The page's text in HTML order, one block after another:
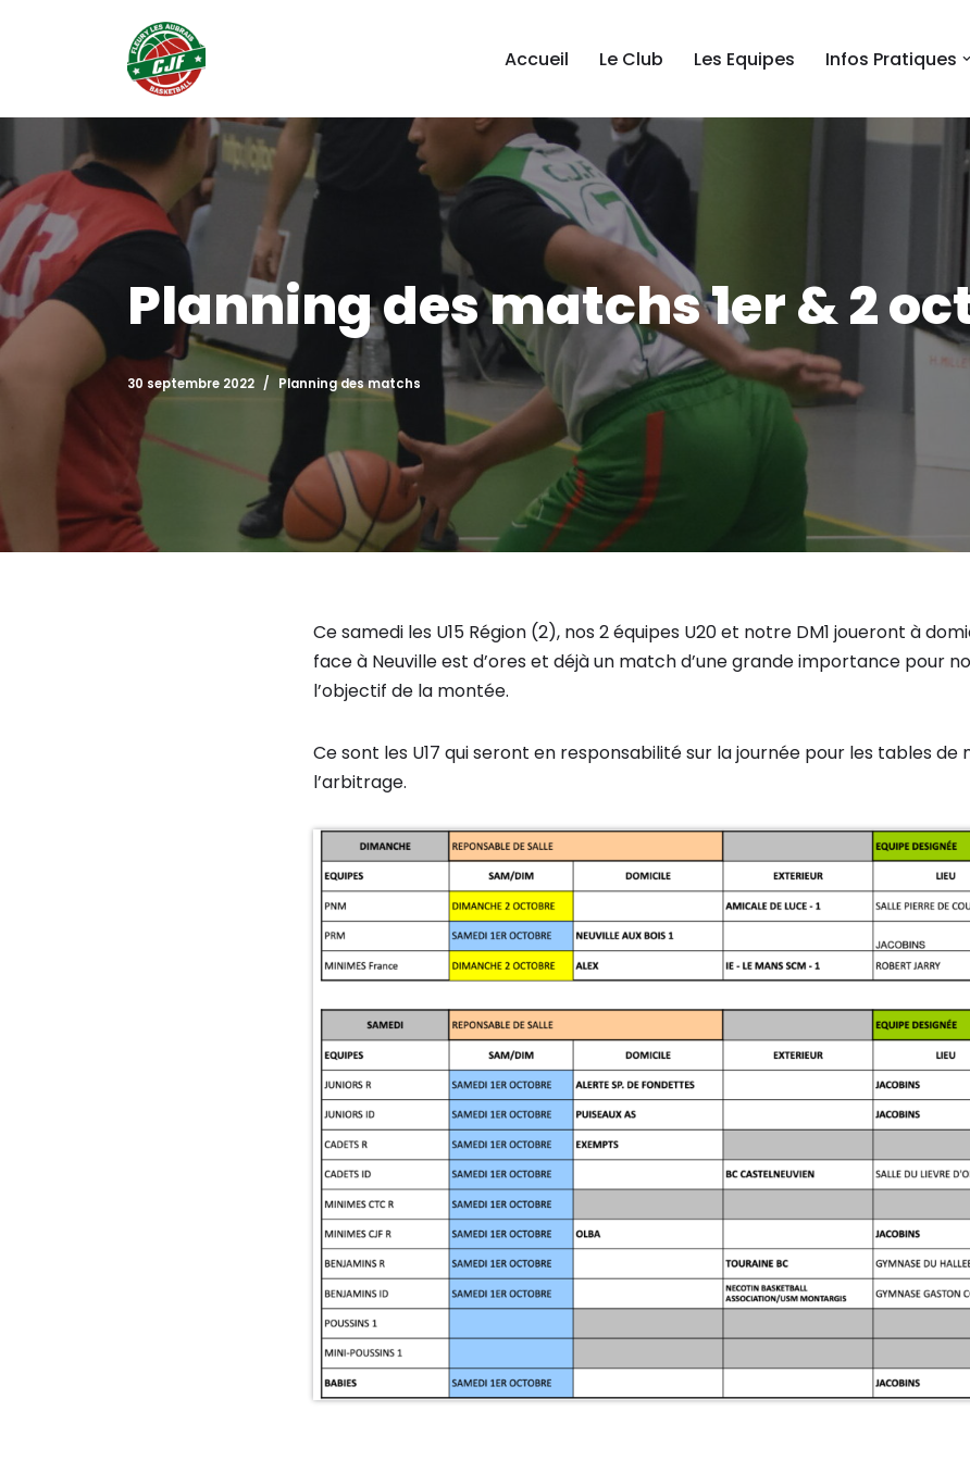
contenu
Accueil Le Club Les Equipes Infos Pratiques
Planning des matchs 1er & 2
30 septembre 2022 Planning des matchs
Ce samedi les U15 Région (2), nos 2 équipes U20 et notre DM1 joueront à
face à Neuville est d’ores et déjà un match d’une grande importance pour
l’objectif de la montée.
Ce sont les U17 qui seront en responsabilité sur la journée pour les tables de
l’arbitrage.